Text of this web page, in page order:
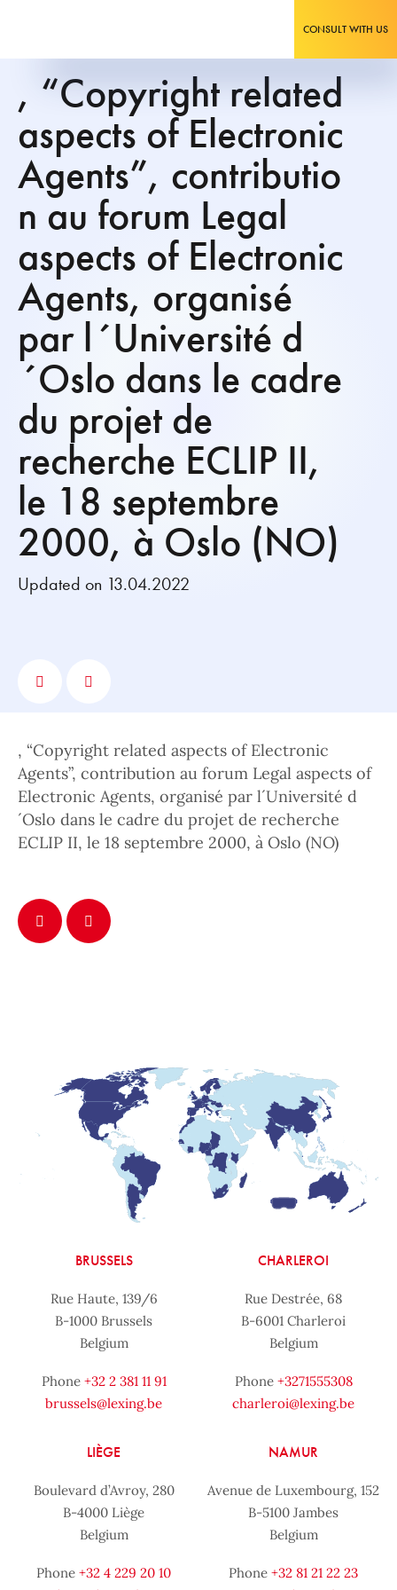
CONSULT WITH US
, “Copyright related
aspects of Electronic
Agents”, contributio
n au forum Legal
aspects of Electronic
Agents, organisé
par l´Université d
´Oslo dans le cadre
du projet de
recherche ECLIP II,
le 18 septembre
2000, à Oslo (NO)
Updated on 13.04.2022
, “Copyright related aspects of Electronic
Agents”, contribution au forum Legal aspects of
Electronic Agents, organisé par l´Université d
´Oslo dans le cadre du projet de recherche
ECLIP II, le 18 septembre 2000, à Oslo (NO)
BRUSSELS
Rue Haute, 139/6
B-1000 Brussels
Belgium
Phone +32 2 381 11 91
brussels@lexing.be
CHARLEROI
Rue Destrée, 68
B-6001 Charleroi
Belgium
Phone +3271555308
charleroi@lexing.be
LIÈGE
Boulevard d’Avroy, 280
B-4000 Liège
Belgium
Phone +32 4 229 20 10
NAMUR
Avenue de Luxembourg, 152
B-5100 Jambes
Belgium
Phone +32 81 21 22 23